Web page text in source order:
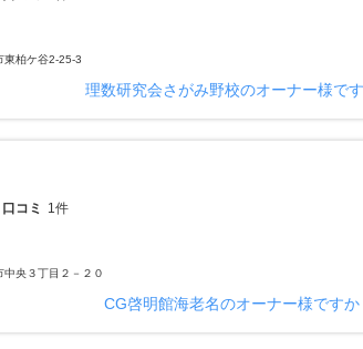
東柏ケ谷2-25-3
理数研究会さがみ野校のオーナー様で
口コミ 1件
央３丁目２－２０
CG啓明館海老名のオーナー様ですか